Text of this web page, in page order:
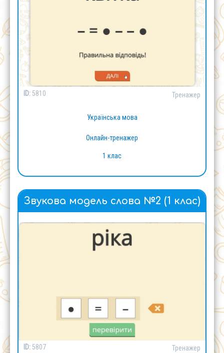
ID: 5810 Тренажер
Українська мова
Онлайн-тренажер
1 клас
Звукова модель слова №2 (1 клас)
ID: 5807 Тренажер